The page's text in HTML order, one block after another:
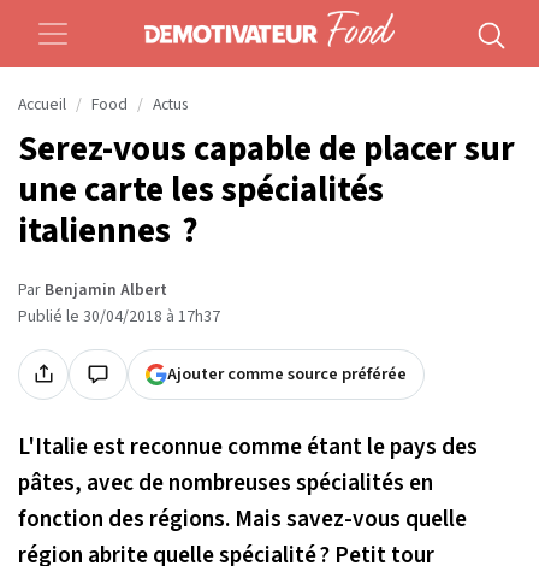
Accueil Food Actus
Serez-vous capable de placer sur
une carte les spécialités
italiennes ?
Par Benjamin Albert
Publié le 30/04/2018 à 17h37
Ajouter comme source préférée
L'Italie est reconnue comme étant le pays des
pâtes, avec de nombreuses spécialités en
fonction des régions. Mais savez-vous quelle
région abrite quelle spécialité ? Petit tour